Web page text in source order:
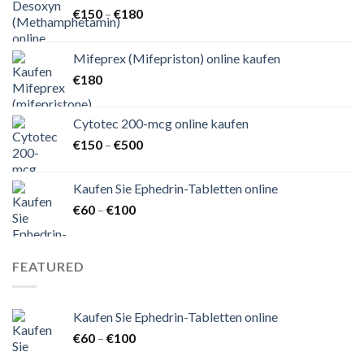
€150 – €180Preisspanne:
€180
Mifeprex (Mifepriston) online kaufen
€180
Cytotec 200-mcg online kaufen
€150 – €500Preisspanne:
€500
Kaufen Sie Ephedrin-Tabletten online
€60 – €100Preisspanne:
FEATURED
Kaufen Sie Ephedrin-Tabletten online
€60 – €100Preisspanne: